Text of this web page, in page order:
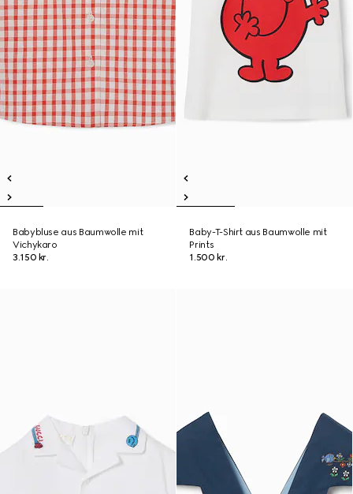
Babybluse aus Baumwolle mit
Vichykaro
3.150 kr.
Baby-T-Shirt aus Baumwolle mit
Prints
1.500 kr.